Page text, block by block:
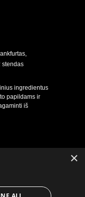
stendas
ingredientus
papildams ir
iš
Korėjoje, kur
Mūsų
×